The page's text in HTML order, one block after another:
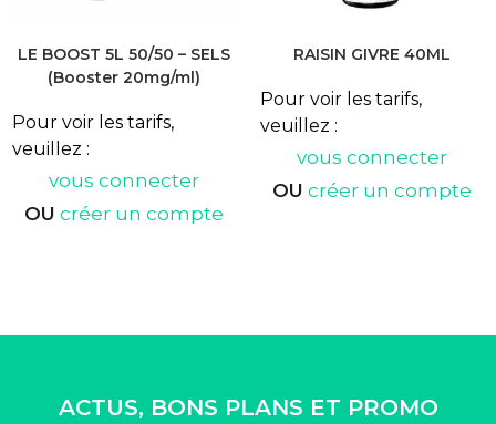
LE BOOST 5L 50/50 – SELS
(Booster 20mg/ml)
Pour voir les tarifs,
veuillez :
vous connecter
OU créer un compte
RAISIN GIVRE 40ML
Pour voir les tarifs,
veuillez :
vous connecter
OU créer un compte
ACTUS, BONS PLANS ET PROMO